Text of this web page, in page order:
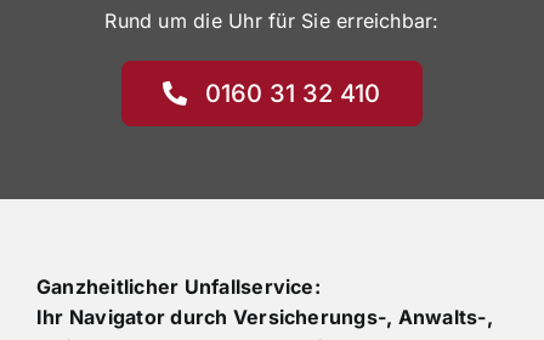
Rund um die Uhr für Sie erreichbar:
0160 31 32 410
Ganzheitlicher Unfallservice:
Ihr Navigator durch Versicherungs-, Anwalts-,